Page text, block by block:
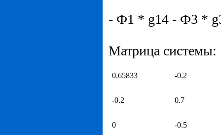
- Ф1 * g14 - Ф3 *
Матрица системы:
0.65833 -0.2
-0.2 0.7
0 -0.5